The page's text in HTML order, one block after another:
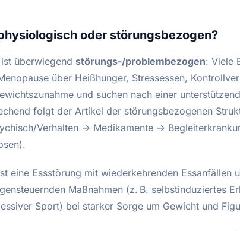
oder störungsbezogen?
überwiegend störungs-/problembezogen: Viele
über Heißhunger, Stressessen,
und suchen nach einer
folgt der Artikel der störungsbezogenen
Verhalten → Medikamente →
eine Essstörung mit wiederkehrenden Essanfällen
Maßnahmen (z. B. selbstinduziertes
Sport) bei starker Sorge um Gewicht und